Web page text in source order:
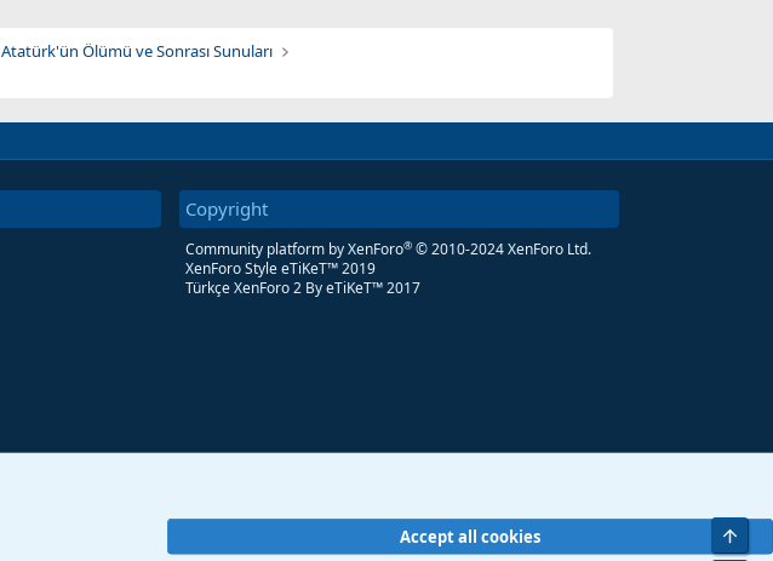
Atatürk'ün Ölümü ve Sonrası Sunuları
Copyright
Community platform by XenForo® © 2010-2024 XenForo Ltd.
XenForo Style eTiKeT™ 2019
Türkçe XenForo 2By eTiKeT™ 2017
Accept all cookies